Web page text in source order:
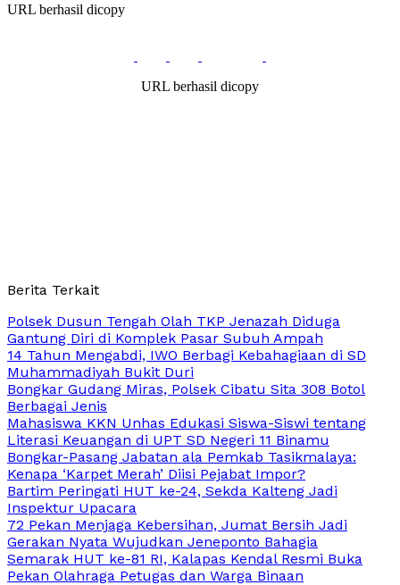
URL berhasil dicopy
URL berhasil dicopy
Berita Terkait
Polsek Dusun Tengah Olah TKP Jenazah Diduga
Gantung Diri di Komplek Pasar Subuh Ampah
14 Tahun Mengabdi, IWO Berbagi Kebahagiaan di SD
Muhammadiyah Bukit Duri
Bongkar Gudang Miras, Polsek Cibatu Sita 308 Botol
Berbagai Jenis
Mahasiswa KKN Unhas Edukasi Siswa-Siswi tentang
Literasi Keuangan di UPT SD Negeri 11 Binamu
Bongkar-Pasang Jabatan ala Pemkab Tasikmalaya:
Kenapa ‘Karpet Merah’ Diisi Pejabat Impor?
Bartim Peringati HUT ke-24, Sekda Kalteng Jadi
Inspektur Upacara
72 Pekan Menjaga Kebersihan, Jumat Bersih Jadi
Gerakan Nyata Wujudkan Jeneponto Bahagia
Semarak HUT ke-81 RI, Kalapas Kendal Resmi Buka
Pekan Olahraga Petugas dan Warga Binaan